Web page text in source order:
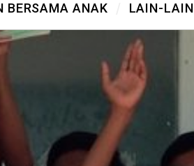
BERSAMA ANAK LAIN-LAIN